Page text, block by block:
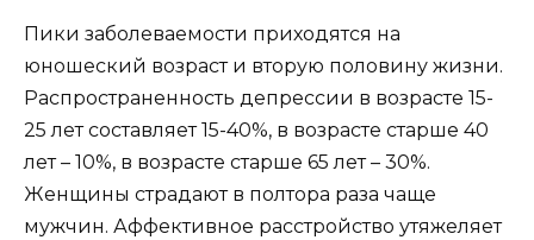
Пики заболеваемости приходятся на
юношеский возраст и вторую половину жизни.
Распространенность депрессии в возрасте 15-
25 лет составляет 15-40%, в возрасте старше 40
лет – 10%, в возрасте старше 65 лет – 30%.
Женщины страдают в полтора раза чаще
мужчин. Аффективное расстройство утяжеляет